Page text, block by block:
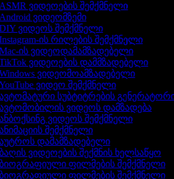
ვიდეოების შემქმნელი
ვიდეომზემი
ვიდეოს შემქმნელი
ის რილების შემქმნელი
ის ვიდეოდამამზადებელი
ვიდეოების დამმზადებელი
ვიდეომოამზადებელი
ვიდეო შემქმნელი
სუბტიტრების გენერატორი
ვიდეოს დამზადება
ვიდეოს შემქმნელი
შემქმნელი
დამამზადებელი
ვიდეოების შექმნის ხელსაწყო
ფილმების შემქმნელი
ფილმების შემქმნელი